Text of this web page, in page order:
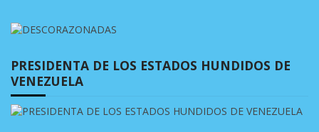
PRESIDENTA DE LOS ESTADOS HUNDIDOS DE
VENEZUELA